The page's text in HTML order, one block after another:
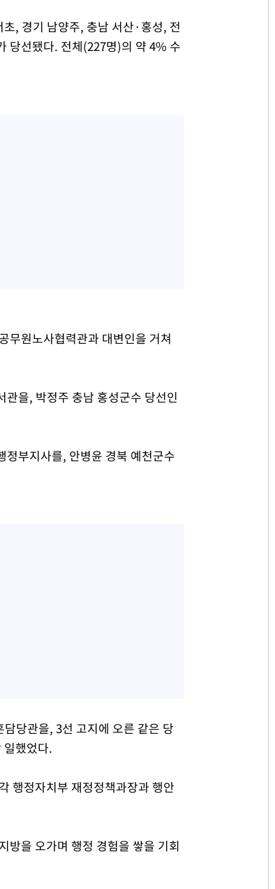
, 경기 남양주, 충남 서산·홍성, 전
당선됐다. 전체(227명)의 약 4% 수
무원노사협력관과 대변인을 거쳐
을, 박정주 충남 홍성군수 당선인
정부지사를, 안병윤 경북 예천군수
당관을, 3선 고지에 오른 같은 당
일했었다.
행정자치부 재정정책과장과 행안
방을 오가며 행정 경험을 쌓을 기회